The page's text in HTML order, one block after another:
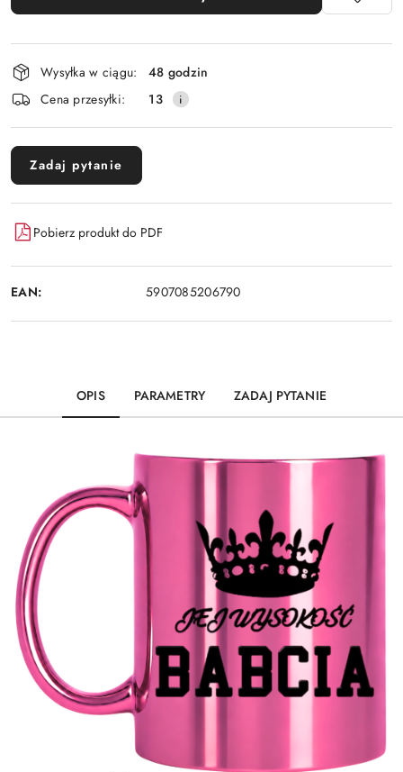
Dostępność
i
dostawa
Wysyłka w ciągu:
48 godzin
Cena przesyłki:
13
Zadaj pytanie
Pobierz produkt do PDF
EAN: 5907085206790
OPIS PARAMETRY ZADAJ PYTANIE